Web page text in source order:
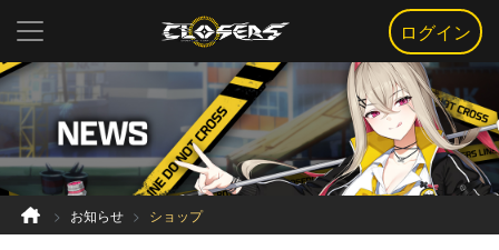
ログイン
お知らせ ショップ